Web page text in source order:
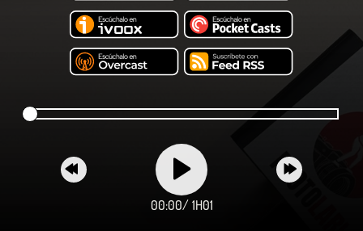
00:00/ 1H01